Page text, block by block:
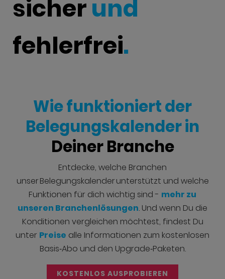
sicherund
fehlerfrei.
Wie funktioniert der
Belegungskalender in
Deiner Branche
Entdecke, welche Branchen
unser Belegungskalender unterstützt und welche
Funktionen für dich wichtig sind - mehr zu
unseren Branchenlösungen. Und wenn Du die
Konditionen vergleichen möchtest, findest Du
unter Preise alle Informationen zum kostenlosen
Basis‑Abo und den Upgrade‑Paketen.
KOSTENLOS AUSPROBIEREN